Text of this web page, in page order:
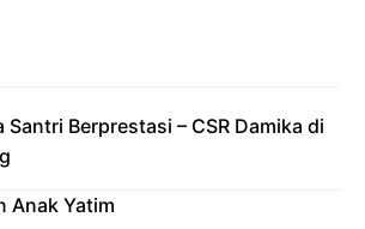
Santri Berprestasi – CSR Damika di
Anak Yatim